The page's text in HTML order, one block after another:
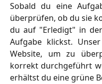
Sobald du eine
überprüfen, ob du sie
du auf "Erledigt" in
Aufgabe klickst.
Website, um zu
korrekt durchgeführt
erhältst du eine grüne